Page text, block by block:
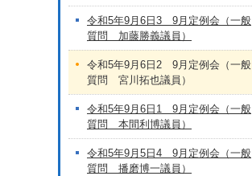
令和5年9月6日3 9月定例会（一般
質問 加藤勝義議員）
令和5年9月6日2 9月定例会（一般
質問 宮川拓也議員）
令和5年9月6日1 9月定例会（一般
質問 本間利博議員）
令和5年9月5日4 9月定例会（一般
質問 播磨博一議員）